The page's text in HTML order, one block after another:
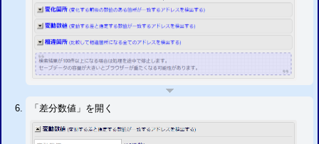
「差分数値」を開く